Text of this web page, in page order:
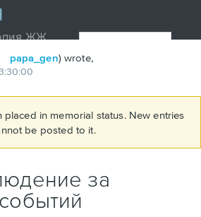
papa_gen) wrote,
placed in memorial status. New entries
be posted to it.
за